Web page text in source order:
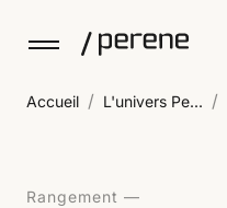
Accueil / L'univers Pe... /
Rangement